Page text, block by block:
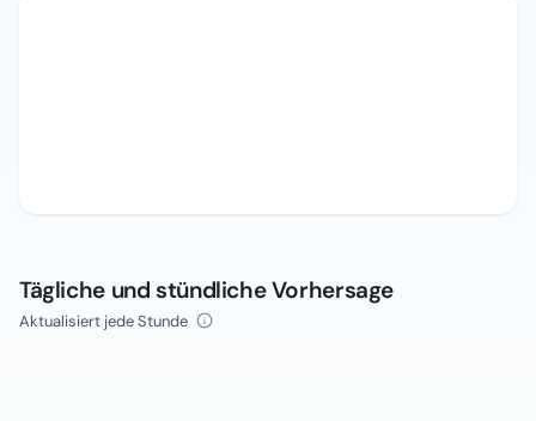
Tägliche und stündliche Vorhersage
Aktualisiert jede Stunde